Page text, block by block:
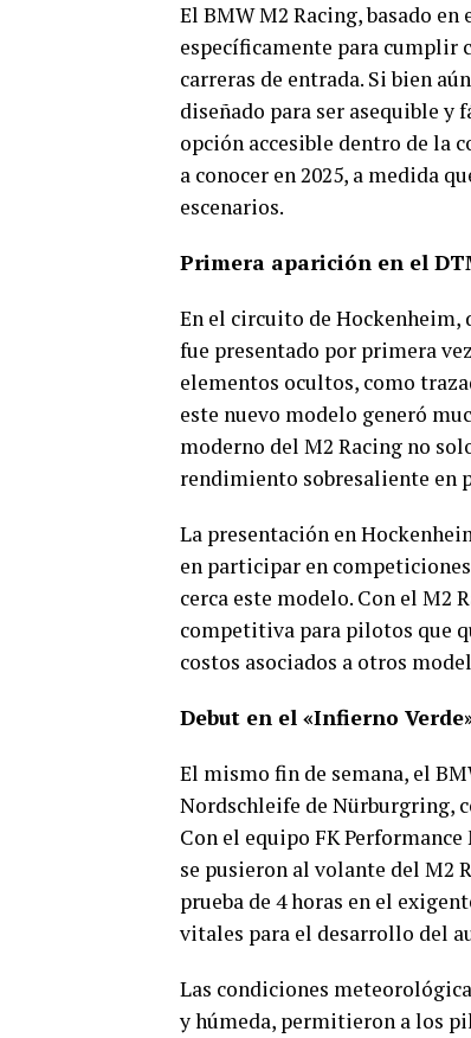
El BMW M2 Racing, basado
específicamente para cumplir
carreras de entrada. Si bien
diseñado para ser asequible y
opción accesible dentro de la
a conocer en 2025, a medida
escenarios.
Primera aparición en el
En el circuito de Hockenheim,
fue presentado por primera
elementos ocultos, como
este nuevo modelo generó
moderno del M2 Racing no
rendimiento sobresaliente en
La presentación en
en participar en
cerca este modelo. Con el M2
competitiva para pilotos que
costos asociados a otros
Debut en el «Infierno
El mismo fin de semana, el
Nordschleife de Nürburgring,
Con el equipo FK
se pusieron al volante del M2
prueba de 4 horas en el
vitales para el desarrollo del
Las condiciones
y húmeda, permitieron a los